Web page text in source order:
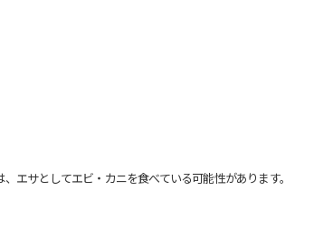
サとしてエビ・カニを食べている可能性があります。